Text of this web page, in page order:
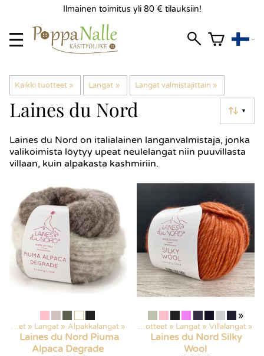
Ilmainen toimitus yli 80 € tilauksiin!
Kaikki tuotteet ‪» Langat ‪» Langat valmistajittain ‪»
▼
Laines du Nord
Laines du Nord on italialainen langanvalmistaja, jonka
valikoimista löytyy upeat neulelangat niin puuvillasta
villaan, kuin alpakasta kashmiriin.
Kaikki tuotteet ‪» Langat ‪» Alpakkalangat ‪»
Laines du Nord Piuma
Alpaca Degrade
»
Kaikki tuotteet ‪» Langat ‪» Villalangat ‪»
Laines du Nord Silky
Wool